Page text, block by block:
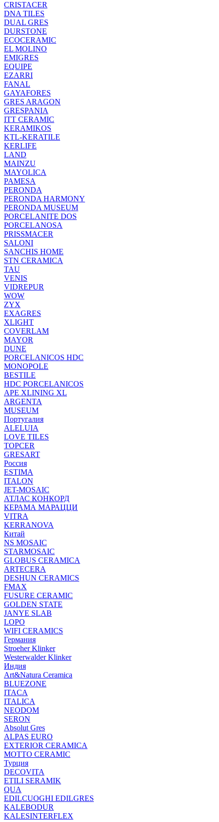
CRISTACER
DNA TILES
DUAL GRES
DURSTONE
ECOCERAMIC
EL MOLINO
EMIGRES
EQUIPE
EZARRI
FANAL
GAYAFORES
GRES ARAGON
GRESPANIA
ITT CERAMIC
KERAMIKOS
KTL-KERATILE
KERLIFE
LAND
MAINZU
MAYOLICA
PAMESA
PERONDA
PERONDA HARMONY
PERONDA MUSEUM
PORCELANITE DOS
PORCELANOSA
PRISSMACER
SALONI
SANCHIS HOME
STN CERAMICA
TAU
VENIS
VIDREPUR
WOW
ZYX
EXAGRES
XLIGHT
COVERLAM
MAYOR
DUNE
PORCELANICOS HDC
MONOPOLE
BESTILE
HDC PORCELANICOS
APE XLINING XL
ARGENTA
MUSEUM
Португалия
ALELUIA
LOVE TILES
TOPCER
GRESART
Россия
ESTIMA
ITALON
JET-MOSAIC
АТЛАС КОНКОРД
КЕРАМА МАРАЦЦИ
VITRA
KERRANOVA
Китай
NS MOSAIC
STARMOSAIC
GLOBUS CERAMICA
ARTECERA
DESHUN CERAMICS
FMAX
FUSURE CERAMIC
GOLDEN STATE
JANYE SLAB
LOPO
WIFI CERAMICS
Германия
Stroeher Klinker
Westerwalder Klinker
Индия
Art&Natura Ceramica
BLUEZONE
ITACA
ITALICA
NEODOM
SERON
Absolut Gres
ALPAS EURO
EXTERIOR CERAMICA
MOTTO CERAMIC
Турция
DECOVITA
ETILI SERAMIK
QUA
EDILCUOGHI EDILGRES
KALEBODUR
KALESINTERFLEX